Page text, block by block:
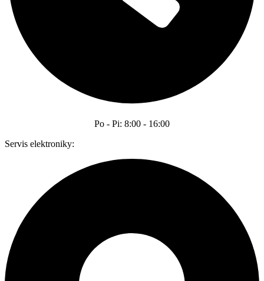
Po - Pi: 8:00 - 16:00
Servis elektroniky: